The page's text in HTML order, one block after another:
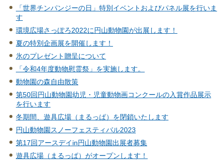
「世界チンパンジーの日」特別イベントおよびパネル展を行いま
す
環境広場さっぽろ2022に円山動物園が出展します！
夏の特別企画展を開催します！
氷のプレゼント贈呈について
「令和4年度動物慰霊祭」を実施します。
動物園の森自由散策
第50回円山動物園幼児・児童動物画コンクールの入賞作品展示
を行います
冬期間、遊具広場（まるっぱ）を閉鎖いたします
円山動物園スノーフェスティバル2023
第17回アースデイin円山動物園出展者募集
遊具広場（まるっぱ）がオープンします！